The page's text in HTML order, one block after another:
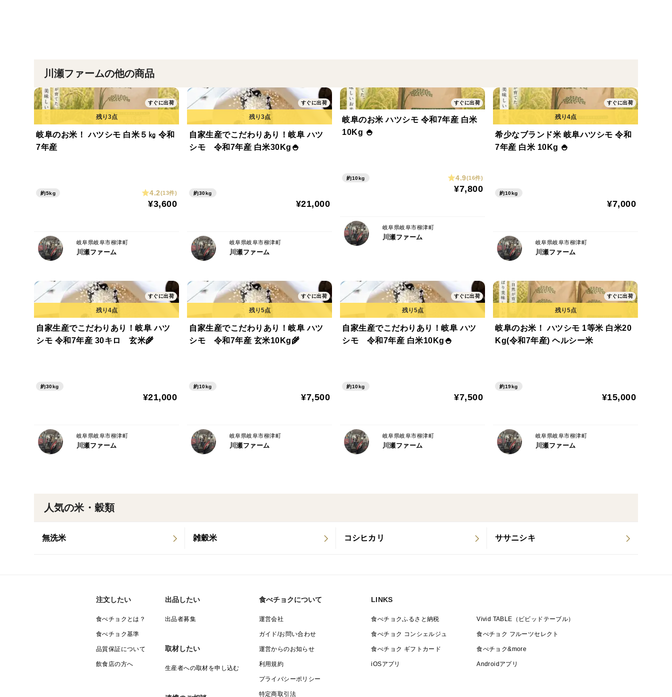
人気の米・穀類
無洗米 雑穀米 コシヒカリ ササニシキ
川瀬ファームの他の商品
すぐに出荷
岐阜のお米！ ハツシモ 白米５㎏ 令和
7年産
約5kg 4.2(13件)
¥3,600
岐阜県岐阜市柳津町
川瀬ファーム
すぐに出荷
自家生産でこだわりあり！岐阜 ハツ
シモ 令和7年産 白米30Kg🍚
約30kg
¥21,000
岐阜県岐阜市柳津町
川瀬ファーム
すぐに出荷
岐阜のお米 ハツシモ 令和7年産 白米
10Kg 🍚
約10kg 4.9(16件)
¥7,800
岐阜県岐阜市柳津町
川瀬ファーム
すぐに出荷
希少なブランド米 岐阜ハツシモ 令和
7年産 白米 10Kg 🍚
約10kg
¥7,000
岐阜県岐阜市柳津町
川瀬ファーム
すぐに出荷
自家生産でこだわりあり！岐阜 ハツ
シモ 令和7年産 30キロ 玄米🌾
約30kg
¥21,000
岐阜県岐阜市柳津町
川瀬ファーム
すぐに出荷
自家生産でこだわりあり！岐阜 ハツ
シモ 令和7年産 玄米10Kg🌾
約10kg
¥7,500
岐阜県岐阜市柳津町
川瀬ファーム
すぐに出荷
自家生産でこだわりあり！岐阜 ハツ
シモ 令和7年産 白米10Kg🍚
約10kg
¥7,500
岐阜県岐阜市柳津町
川瀬ファーム
すぐに出荷
岐阜のお米！ ハツシモ 1等米 白米20
Kg(令和7年産) ヘルシー米
約19kg
¥15,000
岐阜県岐阜市柳津町
川瀬ファーム
注文したい
食べチョクとは？
食べチョク基準
品質保証について
飲食店の方へ
出品したい
出品者募集
取材したい
生産者への取材を申し込む
食べチョクについて
運営会社
ガイド/お問い合わせ
運営からのお知らせ
利用規約
プライバシーポリシー
特定商取引法
LINKS
食べチョクふるさと納税 Vivid TABLE（ビビッドテーブル）
食べチョク コンシェルジュ 食べチョク フルーツセレクト
食べチョク ギフトカード 食べチョク&more
iOSアプリ Androidアプリ